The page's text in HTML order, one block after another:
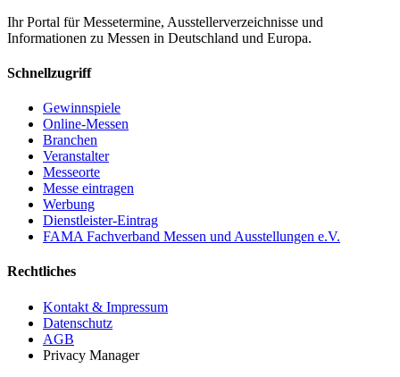
Ihr Portal für Messetermine, Ausstellerverzeichnisse und
Informationen zu Messen in Deutschland und Europa.
Schnellzugriff
Gewinnspiele
Online-Messen
Branchen
Veranstalter
Messeorte
Messe eintragen
Werbung
Dienstleister-Eintrag
FAMA Fachverband Messen und Ausstellungen e.V.
Rechtliches
Kontakt & Impressum
Datenschutz
AGB
Privacy Manager